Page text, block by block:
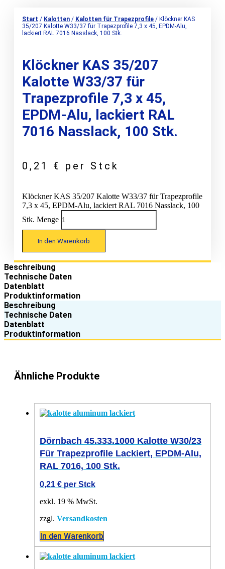
Start / Kalotten / Kalotten für Trapezprofile / Klöckner KAS
35/207 Kalotte W33/37 für Trapezprofile 7,3 x 45, EPDM-Alu,
lackiert RAL 7016 Nasslack, 100 Stk.
Klöckner KAS 35/207
Kalotte W33/37 für
Trapezprofile 7,3 x 45,
EPDM-Alu, lackiert RAL
7016 Nasslack, 100 Stk.
0,21 € per Stck
Klöckner KAS 35/207 Kalotte W33/37 für Trapezprofile
7,3 x 45, EPDM-Alu, lackiert RAL 7016 Nasslack, 100
Stk. Menge
In den Warenkorb
Beschreibung
Technische Daten
Datenblatt
Produktinformation
Beschreibung
Technische Daten
Datenblatt
Produktinformation
Ähnliche Produkte
Dörnbach 45.333.1000 Kalotte W30/23
Für Trapezprofile Lackiert, EPDM-Alu,
RAL 7016, 100 Stk.
0,21 € per Stck
exkl. 19 % MwSt.
zzgl. Versandkosten
In den Warenkorb